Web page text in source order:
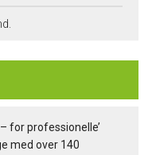
for professionelle’
med over 140